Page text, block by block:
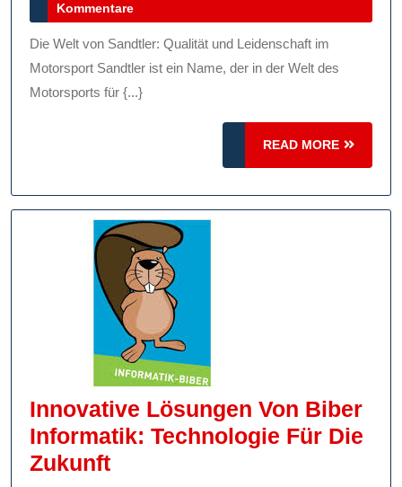
Welt
Von
2024
Kommentare
Die Welt von Sandtler: Qualität und Leidenschaft im
Motorsport Sandtler ist ein Name, der in der Welt des
Motorsports für {...}
READ MORE
READ
MORE
Innovative Lösungen Von Biber
Informatik: Technologie Für Die
ZukunftInnovative